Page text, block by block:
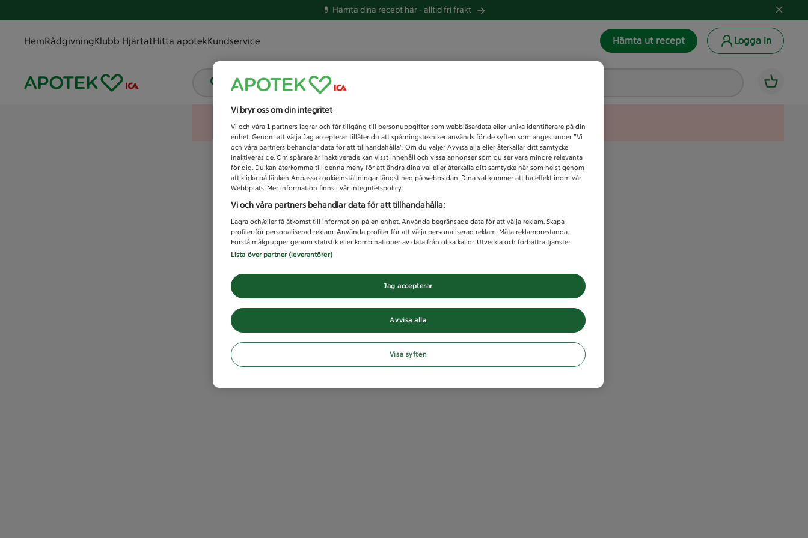
💊 Hämta dina recept här -alltid fri frakt
HemRådgivningKlubb HjärtatHitta apotekKundservice Hämta ut recept Logga in
Vad letar du efter idag?
Unknown error
Vi bryr oss om din integritet
Vi och våra 1 partners lagrar och får tillgång till personuppgifter som webbläsardata eller unika identifierare på din
enhet. Genom att välja Jag accepterar tillåter du att spårningstekniker används för de syften som anges under ”Vi
och våra partners behandlar data för att tillhandahålla”. Om du väljer Avvisa alla eller återkallar ditt samtycke
inaktiveras de. Om spårare är inaktiverade kan visst innehåll och vissa annonser som du ser vara mindre relevanta
för dig. Du kan återkomma till denna meny för att ändra dina val eller återkalla ditt samtycke när som helst genom
att klicka på länken Anpassa cookieinställningar längst ned på webbsidan. Dina val kommer att ha effekt inom vår
Webbplats. Mer information finns i vår integritetspolicy.
Vi och våra partners behandlar data för att tillhandahålla:
Lagra och/eller få åtkomst till information på en enhet. Använda begränsade data för att välja reklam. Skapa
profiler för personaliserad reklam. Använda profiler för att välja personaliserad reklam. Mäta reklamprestanda.
Förstå målgrupper genom statistik eller kombinationer av data från olika källor. Utveckla och förbättra tjänster.
Lista över partner (leverantörer)
Avvisa alla
Jag accepterar
Visa syften